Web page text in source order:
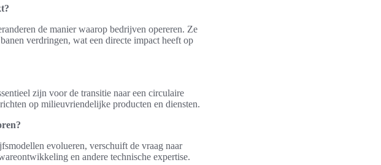
de manier waarop bedrijven opereren. Ze
verdringen, wat een directe impact heeft op
zijn voor de transitie naar een circulaire
op milieuvriendelijke producten en diensten.
evolueren, verschuift de vraag naar
en andere technische expertise.